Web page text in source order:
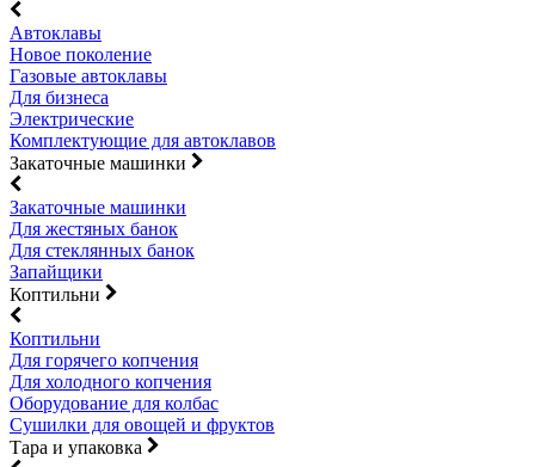
Автоклавы
Новое поколение
Газовые автоклавы
Для бизнеса
Электрические
Комплектующие для автоклавов
Закаточные машинки
Закаточные машинки
Для жестяных банок
Для стеклянных банок
Запайщики
Коптильни
Коптильни
Для горячего копчения
Для холодного копчения
Оборудование для колбас
Сушилки для овощей и фруктов
Тара и упаковка